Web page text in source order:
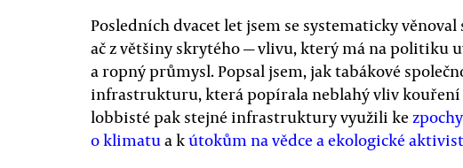
Posledních dvacet let jsem se systematicky
ač z většiny skrytého — vlivu, který má na politiku
a ropný průmysl. Popsal jsem, jak tabákové
infrastrukturu, která popírala neblahý vliv kouření
lobbisté pak stejné infrastruktury využili ke
o klimatu a kútokům na vědce a ekologické